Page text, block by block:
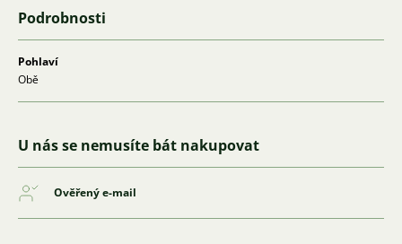
Podrobnosti
Pohlaví
Obě
U nás se nemusíte bát nakupovat
Ověřený e-mail